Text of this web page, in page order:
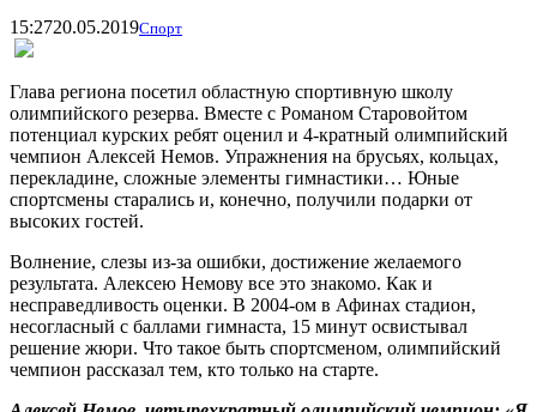
15:2720.05.2019Спорт
Глава региона посетил областную спортивную школу
олимпийского резерва. Вместе с Романом Старовойтом
потенциал курских ребят оценил и 4-кратный олимпийский
чемпион Алексей Немов. Упражнения на брусьях, кольцах,
перекладине, сложные элементы гимнастики… Юные
спортсмены старались и, конечно, получили подарки от
высоких гостей.
Волнение, слезы из-за ошибки, достижение желаемого
результата. Алексею Немову все это знакомо. Как и
несправедливость оценки. В 2004-ом в Афинах стадион,
несогласный с баллами гимнаста, 15 минут освистывал
решение жюри. Что такое быть спортсменом, олимпийский
чемпион рассказал тем, кто только на старте.